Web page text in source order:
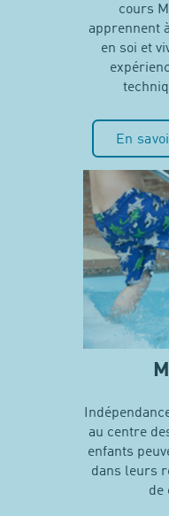
cours
apprennent
en soi et
En
au centre
enfants
dans leurs
de